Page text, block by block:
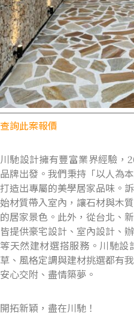
查詢此案報價
川馳設計擁有豐富業界經驗，
品牌出發。我們秉持「以人為
打造出專屬的美學居家品味。
始材質帶入室內，讓石材與木
的居家景色。此外，從台北、
皆提供豪宅設計、室內設計、
等天然建材選搭服務。川馳
草、風格定調與建材挑選都有
安心交附、盡情築夢。
開拓新穎，盡在川馳！